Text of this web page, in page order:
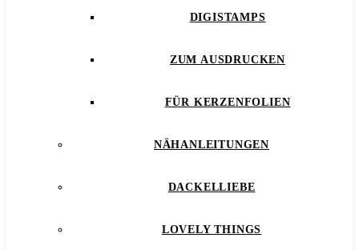
DIGISTAMPS
ZUM AUSDRUCKEN
FÜR KERZENFOLIEN
NÄHANLEITUNGEN
DACKELLIEBE
LOVELY THINGS